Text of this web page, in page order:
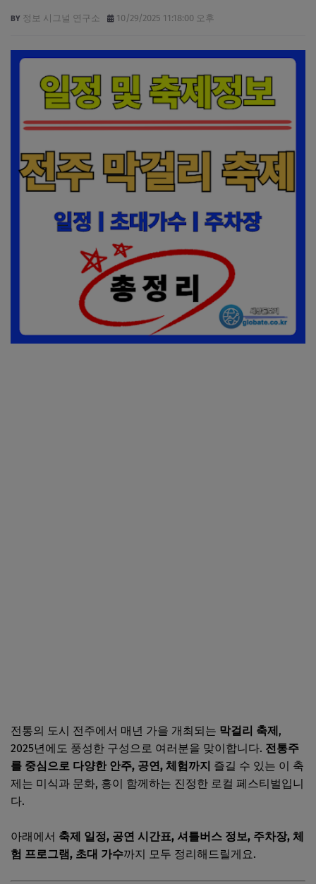
정보 시그널 연구소 10/29/2025 11:18:00 오후
전통의 도시 전주에서 매년 가을 개최되는 막걸리 축제,
2025년에도 풍성한 구성으로 여러분을 맞이합니다. 전통주
를 중심으로 다양한 안주, 공연, 체험까지 즐길 수 있는 이 축
제는 미식과 문화, 흥이 함께하는 진정한 로컬 페스티벌입니
다.
아래에서 축제 일정, 공연 시간표, 셔틀버스 정보, 주차장, 체
험 프로그램, 초대 가수까지 모두 정리해드릴게요.